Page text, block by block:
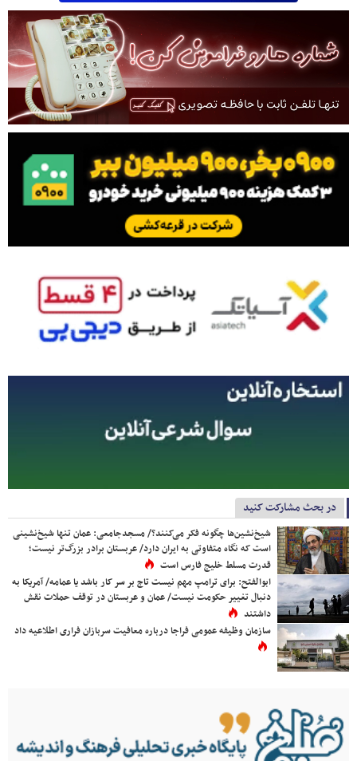
در بحث مشارکت کنید
شیخ‌نشین‌ها چگونه فکر می‌کنند؟/ مسجدجامعی: عمان تنها شیخ‌نشینی
است که نگاه متفاوتی به ایران دارد/ عربستان برادر بزرگ‌تر نیست؛
قدرت مسلط خلیج فارس است
ابوالفتح: برای ترامپ مهم نیست تاج بر سر کار باشد یا عمامه/ آمریکا به
دنبال تغییر حکومت نیست/ عمان و عربستان در توقف حملات نقش
داشتند
سازمان وظیفه عمومی فراجا درباره معافیت سربازان فراری اطلاعیه داد